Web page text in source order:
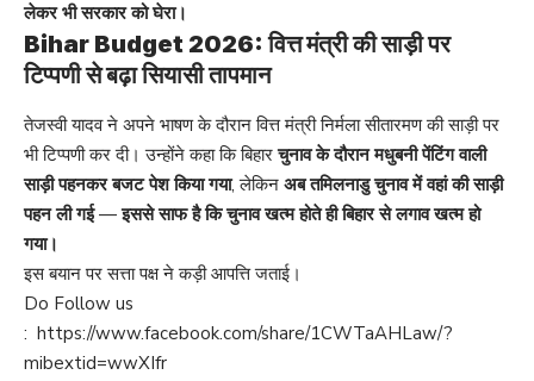
लेकर भी सरकार को घेरा।
Bihar Budget 2026: वित्त मंत्री की साड़ी पर
टिप्पणी से बढ़ा सियासी तापमान
तेजस्वी यादव ने अपने भाषण के दौरान वित्त मंत्री निर्मला सीतारमण की साड़ी पर
भी टिप्पणी कर दी। उन्होंने कहा कि बिहारचुनाव के दौरान मधुबनी पेंटिंग वाली
साड़ी पहनकर बजट पेश किया गया, लेकिन अब तमिलनाडु चुनाव में वहां की साड़ी
पहन ली गई—इससे साफ है कि चुनाव खत्म होते ही बिहार से लगाव खत्म हो
गया।
इस बयान पर सत्ता पक्ष ने कड़ी आपत्ति जताई।
Do Follow us
: https://www.facebook.com/share/1CWTaAHLaw/?
mibextid=wwXIfr